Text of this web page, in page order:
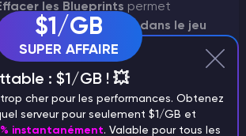
les Blueprints permet
des joueurs dans le jeu
boutonProgrammer l' effacement
un effacement
serveur à la date de votre
$1/GB
SUPER AFFAIRE
: $1/GB ! 💥
trop cher pour les performances. Obtenez
serveur pour seulement $1/GB et
% instantanément. Valable pour tous les